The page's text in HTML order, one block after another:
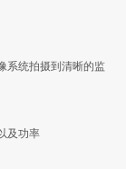
统拍摄到清晰的监
及功率